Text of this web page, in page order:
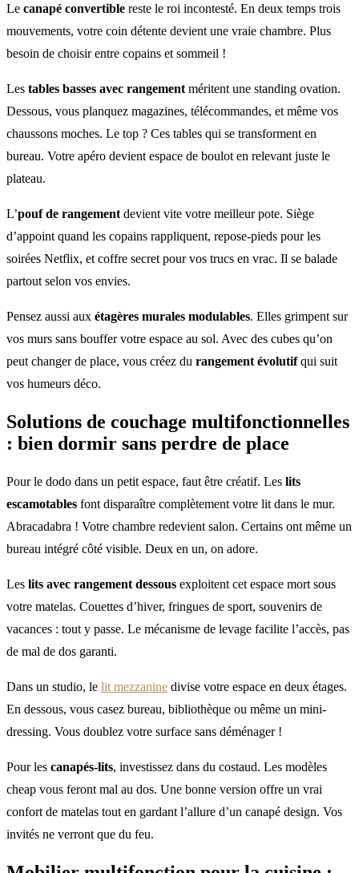
Le canapé convertible reste le roi incontesté. En deux temps trois
mouvements, votre coin détente devient une vraie chambre. Plus
besoin de choisir entre copains et sommeil !
Les tables basses avec rangement méritent une standing ovation.
Dessous, vous planquez magazines, télécommandes, et même vos
chaussons moches. Le top ? Ces tables qui se transforment en
bureau. Votre apéro devient espace de boulot en relevant juste le
plateau.
L’pouf de rangement devient vite votre meilleur pote. Siège
d’appoint quand les copains rappliquent, repose-pieds pour les
soirées Netflix, et coffre secret pour vos trucs en vrac. Il se balade
partout selon vos envies.
Pensez aussi aux étagères murales modulables. Elles grimpent sur
vos murs sans bouffer votre espace au sol. Avec des cubes qu’on
peut changer de place, vous créez du rangement évolutifqui suit
vos humeurs déco.
Solutions de couchage multifonctionnelles
: bien dormir sans perdre de place
Pour le dodo dans un petit espace, faut être créatif. Les lits
escamotables font disparaître complètement votre lit dans le mur.
Abracadabra ! Votre chambre redevient salon. Certains ont même un
bureau intégré côté visible. Deux en un, on adore.
Les lits avec rangement dessous exploitent cet espace mort sous
votre matelas. Couettes d’hiver, fringues de sport, souvenirs de
vacances : tout y passe. Le mécanisme de levage facilite l’accès, pas
de mal de dos garanti.
Dans un studio, le lit mezzanine divise votre espace en deux étages.
En dessous, vous casez bureau, bibliothèque ou même un mini-
dressing. Vous doublez votre surface sans déménager !
Pour les canapés-lits, investissez dans du costaud. Les modèles
cheap vous feront mal au dos. Une bonne version offre un vrai
confort de matelas tout en gardant l’allure d’un canapé design. Vos
invités ne verront que du feu.